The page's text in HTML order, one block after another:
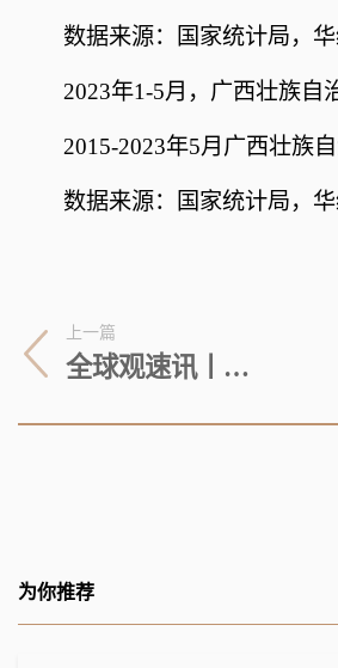
数据来源：国家统计局，
2023年1-5月，广西壮族自
2015-2023年5月广西壮族
数据来源：国家统计局，
上一篇
全球观速讯丨上海电视节颁发“国际传播奖” 深圳出品动画片《天天成长记》获奖
为你推荐